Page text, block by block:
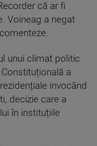
că ar fi
Voineag a negat
unui climat politic
a
invocând
decizie care a
în instituțiile